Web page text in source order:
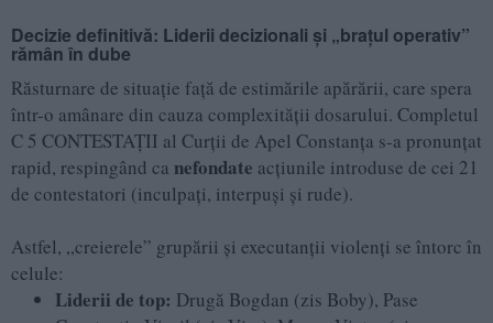
Decizie definitivă: Liderii decizionali și „brațul operativ”
rămân în dube
Răsturnare de situație față de estimările apărării, care spera
într-o amânare din cauza complexității dosarului. Completul
C 5 CONTESTAȚII al Curții de Apel Constanța s-a pronunțat
rapid, respingând ca nefondate acțiunile introduse de cei 21
de contestatori (inculpați, interpuși și rude).
Astfel, „creierele” grupării și executanții violenți se întorc în
celule:
Liderii de top: Drugă Bogdan (zis Boby), Pase